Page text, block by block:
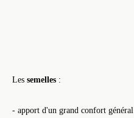
Les semelles :
- apport d'un grand confort général